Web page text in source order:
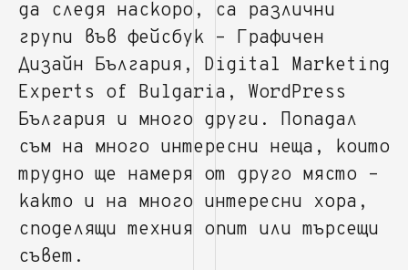
да следя наскоро, са различни
групи във фейсбук – Графичен
Дизайн България, Digital Marketing
Experts of Bulgaria, WordPress
България и много други. Попадал
съм на много интересни неща, които
трудно ще намеря от друго място –
както и на много интересни хора,
споделящи техния опит или търсещи
съвет.